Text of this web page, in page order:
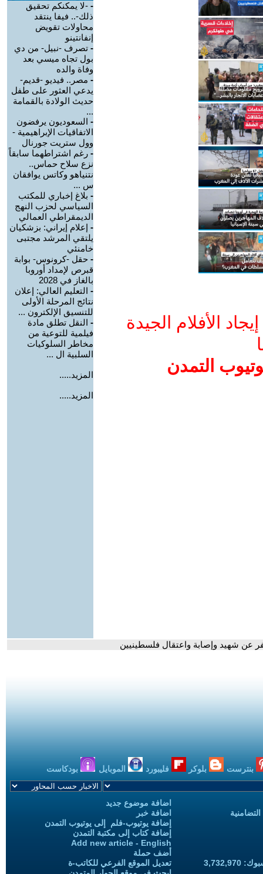
الأفلام الجيدة
التمدن
- -لا يمكنكم تحقيق
ذلك-.. فيفا ينتقد
محاولات تقويض
إنفانتينو
- تصرف -نبيل- من دي
بول تجاه ميسي بعد
وفاة والده
- مصر.. فيديو -قديم-
يدعي العثور على طفل
حديث الولادة بالقمامة
...
- السعوديون يرفضون
الاتفاقيات الإبراهيمية -
وول ستريت جورنال
- رغم اشتراطهما سابقاً
نزع سلاح حماس..
نتنياهو وكاتس يوافقان
س ...
- بلاغ إخباري للمكتب
السياسي لحزب النهج
الديمقراطي العمالي
- إعلام إيراني: بزشكيان
يلتقي المرشد مجتبى
خامنئي
- حقل -كرونوس- بوابة
قبرص لإمداد أوروبا
بالغاز في 2028
- التعليم العالي: إعلان
نتائج المرحلة الأولى
للتنسيق الإلكترون ...
- النقل تطلق مادة
فيلمية للتوعية من
مخاطر السلوكيات
السلبية ال ...
المزيد.....
المزيد.....
عن شهيد وإصابة واعتقال فلسطينيين
بنترست بلوكر فليبورد الموبايل بودكاست
اضافة موضوع جديد
اضافة خبر
إضافة يوتيوب-فلم إلى يوتيوب التمدن
إضافة كتاب إلى مكتبة التمدن
Add new article - English
أضف حملة
تعديل الموقع الفرعي للكاتب-ة